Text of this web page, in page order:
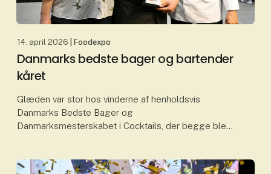
14. april 2026 | Foodexpo
Danmarks bedste bager og bartender
kåret
Glæden var stor hos vinderne af henholdsvis
Danmarks Bedste Bager og
Danmarksmesterskabet i Cocktails, der begge blev